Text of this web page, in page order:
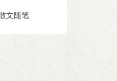
文随笔